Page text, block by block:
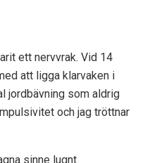
ett nervvrak. Vid 14
att ligga klarvaken i
jordbävning som aldrig
och jag tröttnar
sinne lugnt.